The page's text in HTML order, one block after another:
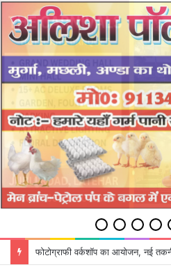
फोटोग्राफी वर्कशॉप का आयोजन, नई